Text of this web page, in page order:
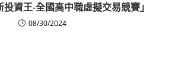
投資王-全國高中職虛擬交易競賽」
08/30/2024